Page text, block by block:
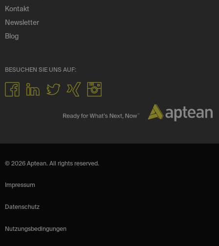
Kontakt
Newsletter
Blog
BESUCHEN SIE UNS AUF:
© 2026 Aptean. All rights reserved.
Impressum
Datenschutz
Nutzungsbedingungen